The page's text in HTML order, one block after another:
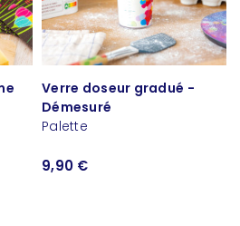
Verre doseur gradué -
Démesuré
Palette
9,90 €